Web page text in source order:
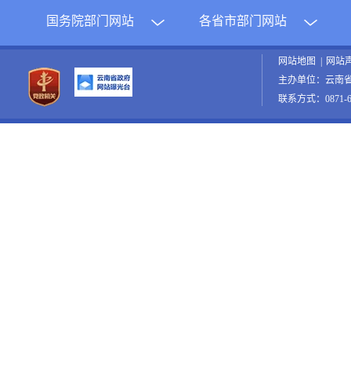
国务院部门网站 各省市部门网站
网站地图 | 网站
主办单位：云南
联系方式：0871-